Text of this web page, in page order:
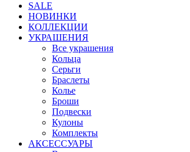
SALE
НОВИНКИ
КОЛЛЕКЦИИ
УКРАШЕНИЯ
Все украшения
Кольца
Серьги
Браслеты
Колье
Броши
Подвески
Кулоны
Комплекты
АКСЕССУАРЫ